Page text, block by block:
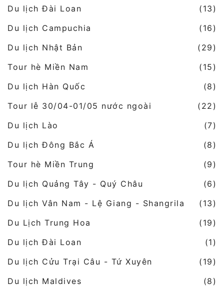
Du lịch Đài Loan
(13)
Du lịch Campuchia
(16)
Du lịch Nhật Bản
(29)
Tour hè Miền Nam
(15)
Du lịch Hàn Quốc
(8)
Tour lễ 30/04-01/05 nước ngoài
(22)
Du lịch Lào
(7)
Du lịch Đông Bắc Á
(8)
Tour hè Miền Trung
(9)
Du lịch Quảng Tây - Quý Châu
(6)
Du lịch Vân Nam - Lệ Giang - Shangrila
(13)
Du Lịch Trung Hoa
(19)
Du lịch Đài Loan
(1)
Du lịch Cửu Trại Câu - Tứ Xuyên
(19)
Du lịch Maldives
(8)